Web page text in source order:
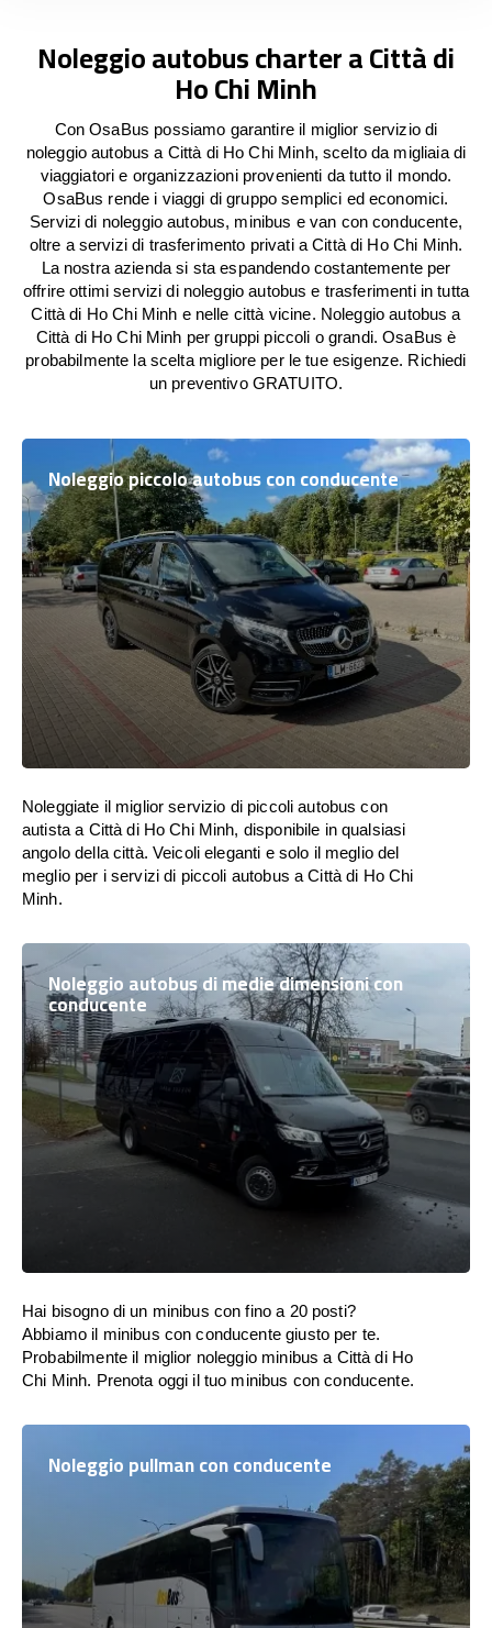
Noleggio autobus charter a Città di
Ho Chi Minh
Con OsaBus possiamo garantire il miglior servizio di
noleggio autobus a Città di Ho Chi Minh, scelto da migliaia di
viaggiatori e organizzazioni provenienti da tutto il mondo.
OsaBus rende i viaggi di gruppo semplici ed economici.
Servizi di noleggio autobus, minibus e van con conducente,
oltre a servizi di trasferimento privati a Città di Ho Chi Minh.
La nostra azienda si sta espandendo costantemente per
offrire ottimi servizi di noleggio autobus e trasferimenti in tutta
Città di Ho Chi Minh e nelle città vicine. Noleggio autobus a
Città di Ho Chi Minh per gruppi piccoli o grandi. OsaBus è
probabilmente la scelta migliore per le tue esigenze. Richiedi
un preventivo GRATUITO.
Noleggio piccolo autobus con conducente
Noleggiate il miglior servizio di piccoli autobus con
autista a Città di Ho Chi Minh, disponibile in qualsiasi
angolo della città. Veicoli eleganti e solo il meglio del
meglio per i servizi di piccoli autobus a Città di Ho Chi
Minh.
Noleggio autobus di medie dimensioni con
conducente
Hai bisogno di un minibus con fino a 20 posti?
Abbiamo il minibus con conducente giusto per te.
Probabilmente il miglior noleggio minibus a Città di Ho
Chi Minh. Prenota oggi il tuo minibus con conducente.
Noleggio pullman con conducente